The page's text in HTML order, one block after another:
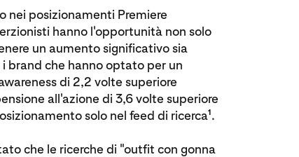
nei posizionamenti Premiere
hanno l'opportunità non solo
un aumento significativo sia
brand che hanno optato per un
di 2,2 volte superiore
all'azione di 3,6 volte superiore
solo nel feed di ricerca1.
che le ricerche di "outfit con gonna